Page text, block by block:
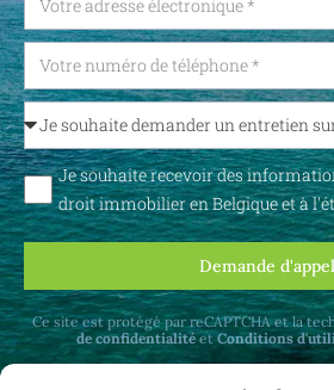
Je souhaite recevoir des
droit immobilier en Belgique et à
Demande d'appel
Ce site est protégé par reCAPTCHA et la
de confidentialitéetConditions